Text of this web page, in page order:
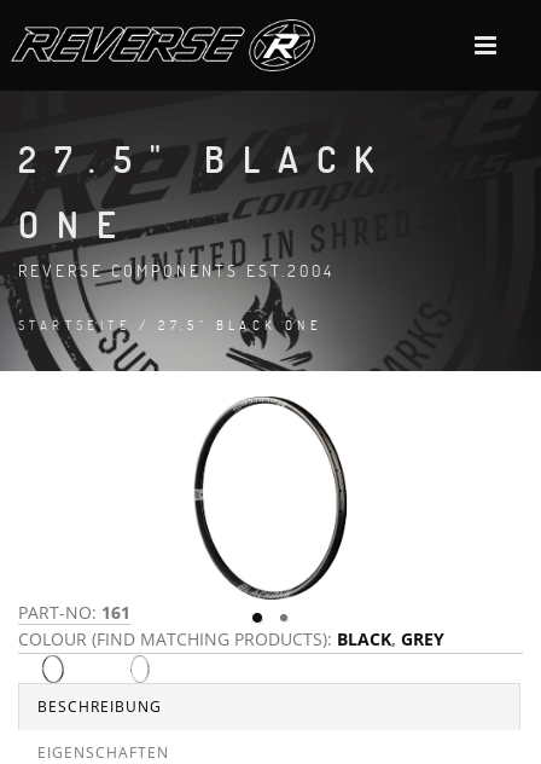
27.5" BLACK
ONE
REVERSE COMPONENTS EST.2004
STARTSEITE / 27.5" BLACK ONE
PART-NO: 161
COLOUR (FIND MATCHING PRODUCTS): BLACK, GREY
BESCHREIBUNG
EIGENSCHAFTEN